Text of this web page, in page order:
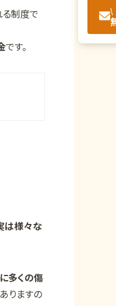
る制度で
です。
は様々な
多くの傷
りますの
\